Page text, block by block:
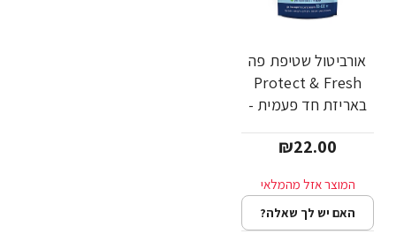
אורביטול שטיפת פה
Protect & Fresh
באריזת חד פעמית -
₪22.00
האם יש לך שאלה?